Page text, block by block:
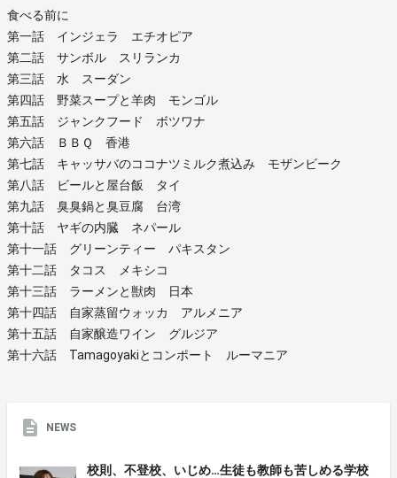
食べる前に
第一話 インジェラ エチオピア
第二話 サンボル スリランカ
第三話 水 スーダン
第四話 野菜スープと羊肉 モンゴル
第五話 ジャンクフード ボツワナ
第六話 ＢＢＱ 香港
第七話 キャッサバのココナツミルク煮込み モザンビーク
第八話 ビールと屋台飯 タイ
第九話 臭臭鍋と臭豆腐 台湾
第十話 ヤギの内臓 ネパール
第十一話 グリーンティー パキスタン
第十二話 タコス メキシコ
第十三話 ラーメンと獣肉 日本
第十四話 自家蒸留ウォッカ アルメニア
第十五話 自家醸造ワイン グルジア
第十六話 Tamagoyakiとコンポート ルーマニア
NEWS
校則、不登校、いじめ…生徒も教師も苦しめる学校